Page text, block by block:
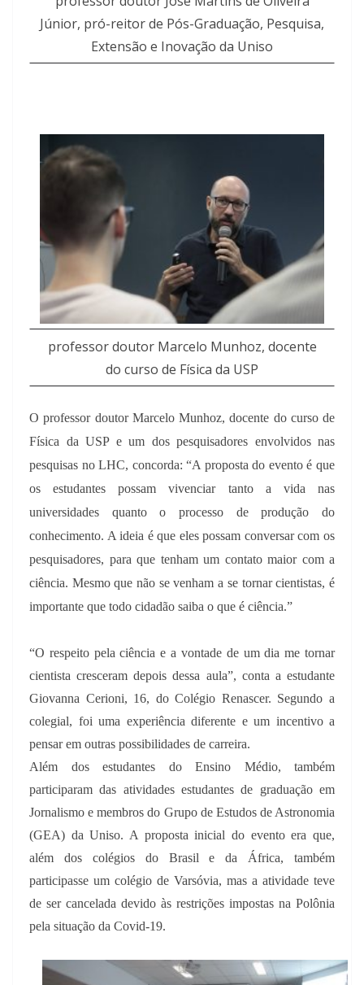
Júnior, pró-reitor de Pós-Graduação, Pesquisa,
Extensão e Inovação da Uniso
professor doutor Marcelo Munhoz, docente
do curso de Física da USP
O professor doutor Marcelo Munhoz, docente do curso de
Física da USP e um dos pesquisadores envolvidos nas
pesquisas no LHC, concorda: “A proposta do evento é que
os estudantes possam vivenciar tanto a vida nas
universidades quanto o processo de produção do
conhecimento. A ideia é que eles possam conversar com os
pesquisadores, para que tenham um contato maior com a
ciência. Mesmo que não se venham a se tornar cientistas, é
importante que todo cidadão saiba o que é ciência.”
“O respeito pela ciência e a vontade de um dia me tornar
cientista cresceram depois dessa aula”, conta a estudante
Giovanna Cerioni, 16, do Colégio Renascer. Segundo a
colegial, foi uma experiência diferente e um incentivo a
pensar em outras possibilidades de carreira.
Além dos estudantes do Ensino Médio, também
participaram das atividades estudantes de graduação em
Jornalismo e membros do Grupo de Estudos de Astronomia
(GEA) da Uniso. A proposta inicial do evento era que,
além dos colégios do Brasil e da África, também
participasse um colégio de Varsóvia, mas a atividade teve
de ser cancelada devido às restrições impostas na Polônia
pela situação da Covid-19.